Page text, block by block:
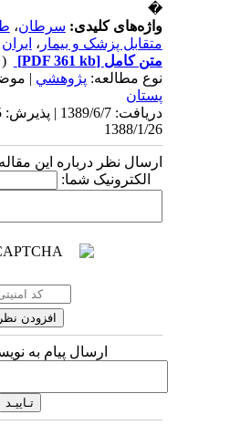
�
واژه‌های کلیدی:سرطان،
متقابل پزشک و بیمار، ایران
متن کامل[PDF 361 kb]
نوع مطالعه:پژوهشي|
پستان
1388/1/26
ارسال نظر درباره این
الکترونیک شما:
ارسال پیام به